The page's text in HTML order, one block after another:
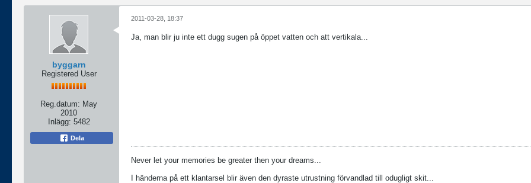
byggarn
Registered User
Reg.datum: May
2010
Inlägg: 5482
Dela
2011-03-28, 18:37
Ja, man blir ju inte ett dugg sugen på öppet vatten och att vertikala...
Never let your memories be greater then your dreams...
I händerna på ett klantarsel blir även den dyraste utrustning förvandlad till odugligt skit...